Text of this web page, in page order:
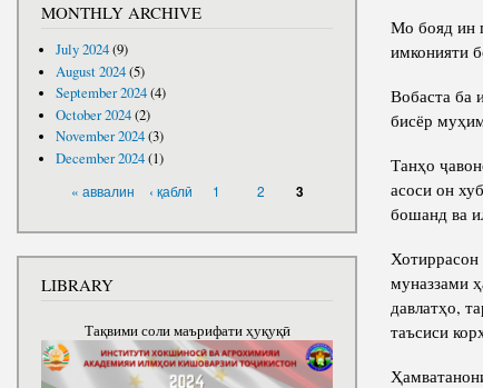
Мо бояд ин
имконияти
Вобаста ба
бисёр
Танҳо
асоси он
бошанд ва
муназзами
давлатҳо,
таъсиси
MONTHLY ARCHIVE
July 2024(9)
August 2024(5)
September 2024(4)
October 2024(2)
November 2024(3)
December 2024(1)
« аввалин ‹ қаблӣ 1 2 3
LIBRARY
Тақвими соли маърифати ҳуқуқӣ